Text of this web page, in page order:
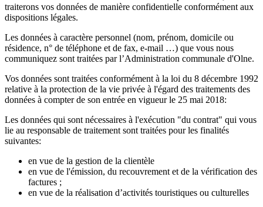
traiterons vos données de manière confidentielle conformément aux
dispositions légales.
Les données à caractère personnel (nom, prénom, domicile ou
résidence, n° de téléphone et de fax, e-mail …) que vous nous
communiquez sont traitées par l’Administration communale d'Olne.
Vos données sont traitées conformément à la loi du 8 décembre 1992
relative à la protection de la vie privée à l'égard des traitements des
données à compter de son entrée en vigueur le 25 mai 2018:
Les données qui sont nécessaires à l'exécution "du contrat" qui vous
lie au responsable de traitement sont traitées pour les finalités
suivantes:
en vue de la gestion de la clientèle
en vue de l'émission, du recouvrement et de la vérification des
factures ;
en vue de la réalisation d’activités touristiques ou culturelles